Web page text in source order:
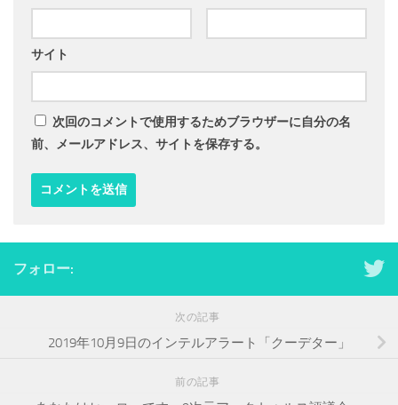
サイト
次回のコメントで使用するためブラウザーに自分の名
前、メールアドレス、サイトを保存する。
フォロー:
次の記事
2019年10月9日のインテルアラート「クーデター」
前の記事